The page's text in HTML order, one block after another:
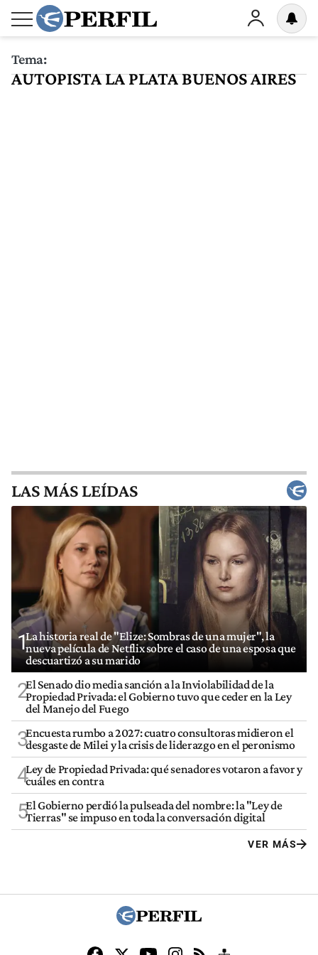
Tema:
AUTOPISTA LA PLATA BUENOS AIRES
LAS MÁS LEÍDAS
1La historia real de "Elize: Sombras de una mujer", la
nueva película de Netflix sobre el caso de una esposa que
descuartizó a su marido
2El Senado dio media sanción a la Inviolabilidad de la
Propiedad Privada: el Gobierno tuvo que ceder en la Ley
del Manejo del Fuego
3Encuesta rumbo a 2027: cuatro consultoras midieron el
desgaste de Milei y la crisis de liderazgo en el peronismo
4Ley de Propiedad Privada: qué senadores votaron a favor y
cuáles en contra
5El Gobierno perdió la pulseada del nombre: la "Ley de
Tierras" se impuso en toda la conversación digital
VER MÁS